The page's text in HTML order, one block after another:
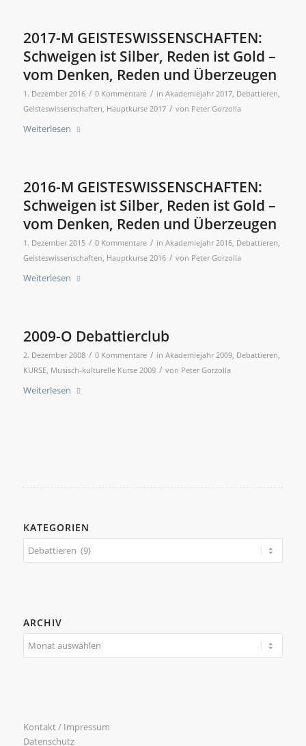
2017-M GEISTESWISSENSCHAFTEN:
Schweigen ist Silber, Reden ist Gold –
vom Denken, Reden und Überzeugen
1. Dezember 2016 / 0 Kommentare / in Akademiejahr 2017, Debattieren,
Geisteswissenschaften, Hauptkurse 2017 / von Peter Gorzolla
Weiterlesen
2016-M GEISTESWISSENSCHAFTEN:
Schweigen ist Silber, Reden ist Gold –
vom Denken, Reden und Überzeugen
1. Dezember 2015 / 0 Kommentare / in Akademiejahr 2016, Debattieren,
Geisteswissenschaften, Hauptkurse 2016 / von Peter Gorzolla
Weiterlesen
2009-O Debattierclub
2. Dezember 2008 / 0 Kommentare / in Akademiejahr 2009, Debattieren,
KURSE, Musisch-kulturelle Kurse 2009 / von Peter Gorzolla
Weiterlesen
KATEGORIEN
Kategorien
ARCHIV
Kontakt / Impressum
Datenschutz